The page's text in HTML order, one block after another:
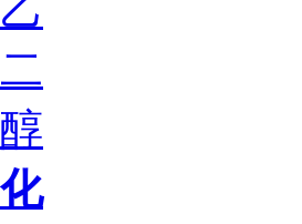
二
醇
化